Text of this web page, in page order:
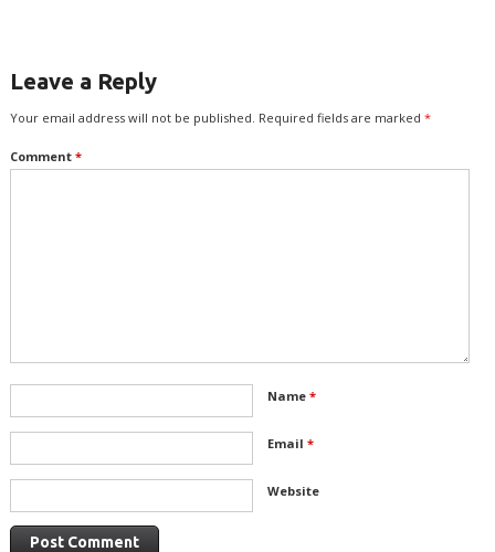
Leave a Reply
Your email address will not be published. Required fields are marked *
Comment *
Name *
Email *
Website